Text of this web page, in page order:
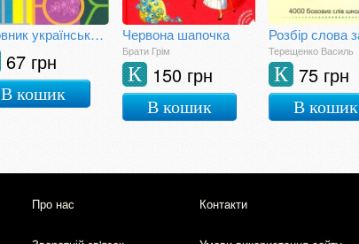
Словник української мови для дітей
67 грн
В кошик
Червона шапочка
Брати Грім
150 грн
К
В кошик
Терещенко Василь
75 грн
К
В кошик
Про нас Контакти